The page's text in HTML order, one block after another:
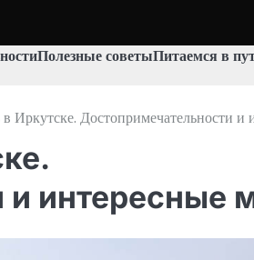
Полезные советыПитаемся в
Иркутске. Достопримечательности и
интересные